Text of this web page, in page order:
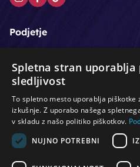
Podjetje
Moj račun
Podpora strankam
Lasje & nega las / Roke & nohti
Spletna stran uporablja
sledljivost
To spletno mesto uporablja piškotke
izkušnje. Z uporabo našega
v skladu z našo politiko piškotkov.
NUJNO POTREBNI